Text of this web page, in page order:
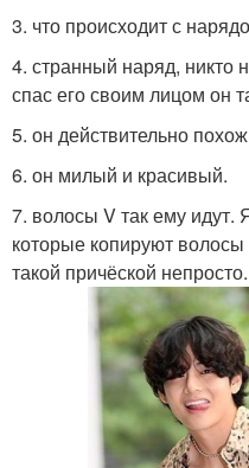
3. что происходит с
4. странный наряд, никто
спас его своим лицом он
5. он действительно
6. он милый и красивый.
7. волосы V так ему идут.
которые копируют
такой причёской непросто.